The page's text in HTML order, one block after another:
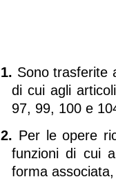
1. Sono trasferite
di cui agli
97, 99, 100 e
2. Per le opere
funzioni di cui
forma